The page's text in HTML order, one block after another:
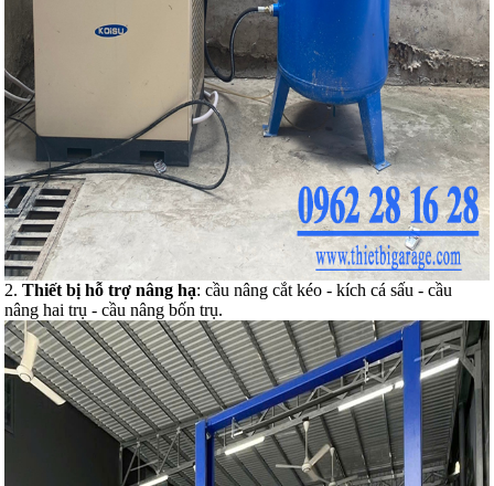
2.Thiết bị hỗ trợ nâng hạ: cầu nâng cắt kéo - kích cá sấu - cầu
nâng hai trụ - cầu nâng bốn trụ.